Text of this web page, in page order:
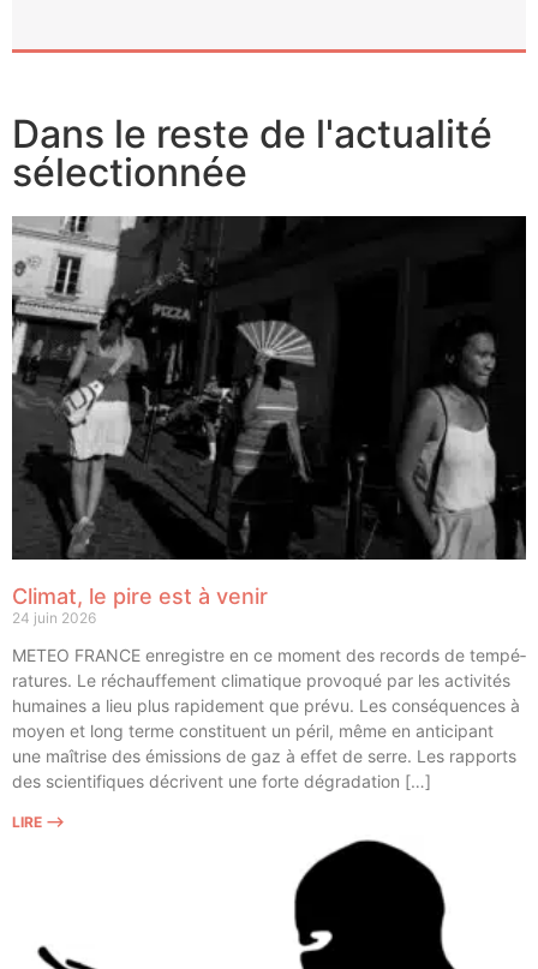
Dans le reste de l'actualité
sélectionnée
Climat, le pire est à venir
24 juin 2026
METEO FRANCE enre­gistre en ce moment des records de tem­pé­
ra­tures. Le réchauf­fe­ment cli­ma­tique pro­vo­qué par les acti­vi­tés
humaines a lieu plus rapi­de­ment que pré­vu. Les consé­quences à
moyen et long terme consti­tuent un péril, même en anti­ci­pant
une maî­trise des émis­sions de gaz à effet de serre. Les rap­ports
des scien­ti­fiques décrivent une forte dégradation […]
LIRE ⟶